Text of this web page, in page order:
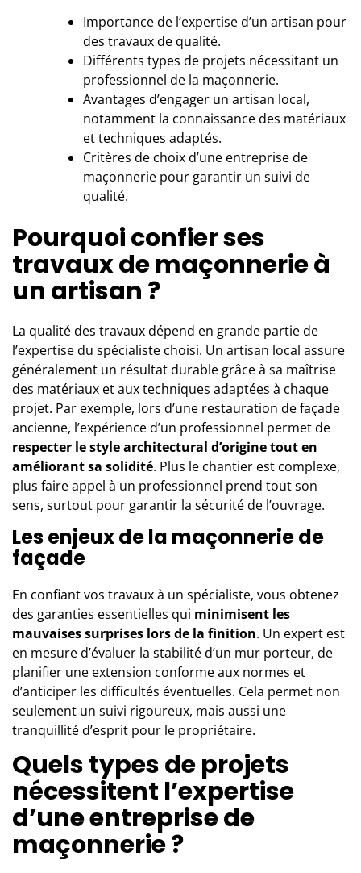
Importance de l’expertise d’un artisan pour
des travaux de qualité.
Différents types de projets nécessitant un
professionnel de la maçonnerie.
Avantages d’engager un artisan local,
notamment la connaissance des matériaux
et techniques adaptés.
Critères de choix d’une entreprise de
maçonnerie pour garantir un suivi de
qualité.
Pourquoi confier ses
travaux de maçonnerie à
un artisan ?
La qualité des travaux dépend en grande partie de
l’expertise du spécialiste choisi. Un artisan local assure
généralement un résultat durable grâce à sa maîtrise
des matériaux et aux techniques adaptées à chaque
projet. Par exemple, lors d’une restauration de façade
ancienne, l’expérience d’un professionnel permet de
respecter le style architectural d’origine tout en
améliorant sa solidité. Plus le chantier est complexe,
plus faire appel à un professionnel prend tout son
sens, surtout pour garantir la sécurité de l’ouvrage.
Les enjeux de la maçonnerie de
façade
En confiant vos travaux à un spécialiste, vous obtenez
des garanties essentielles qui minimisent les
mauvaises surprises lors de la finition. Un expert est
en mesure d’évaluer la stabilité d’un mur porteur, de
planifier une extension conforme aux normes et
d’anticiper les difficultés éventuelles. Cela permet non
seulement un suivi rigoureux, mais aussi une
tranquillité d’esprit pour le propriétaire.
Quels types de projets
nécessitent l’expertise
d’une entreprise de
maçonnerie ?